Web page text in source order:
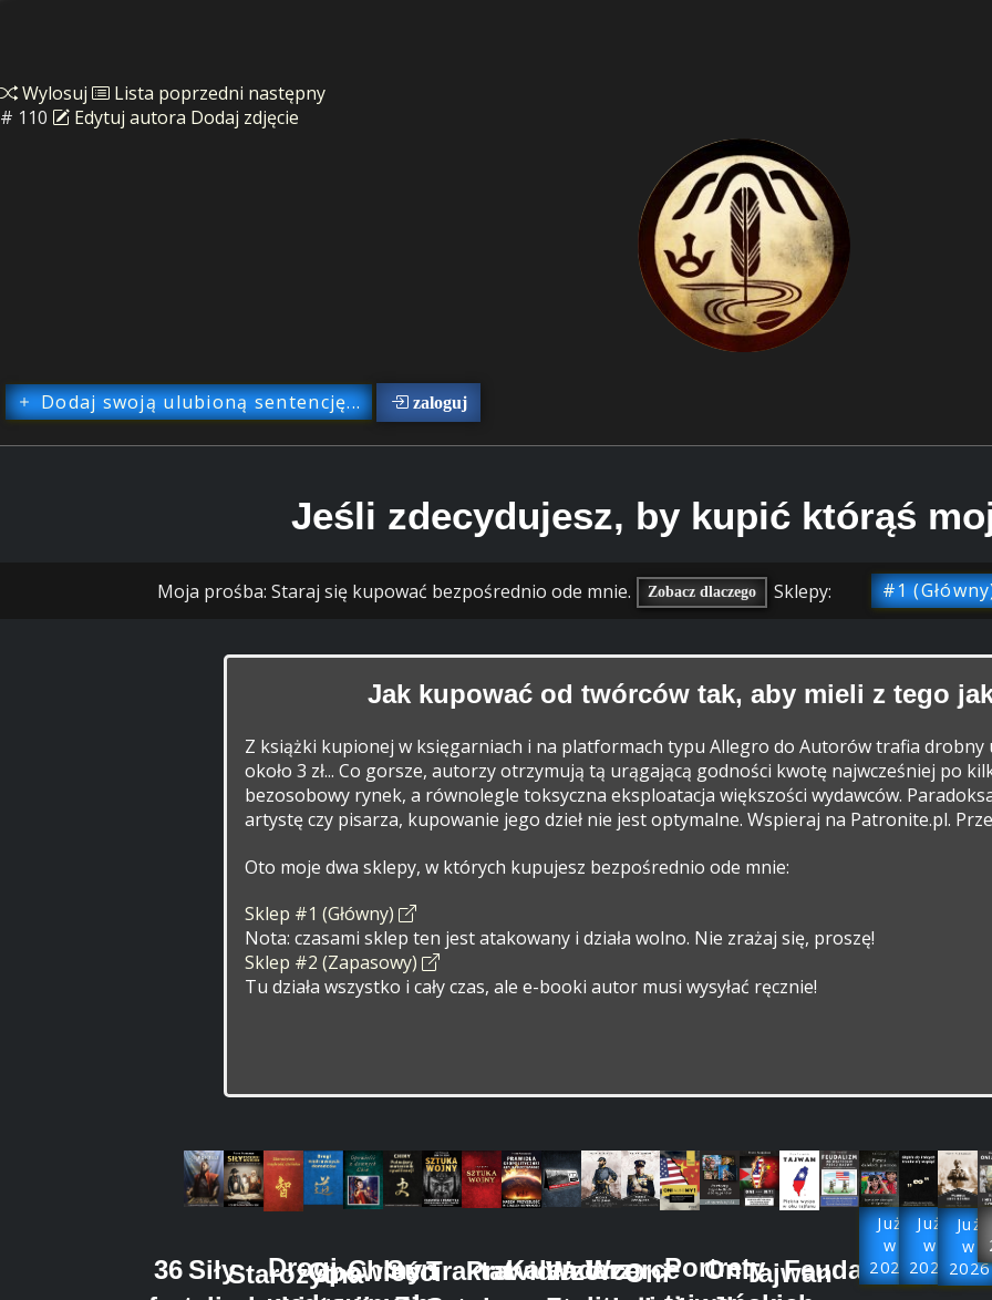
Wylosuj Lista poprzedni następny
# 110
Edytuj autora Dodaj zdjęcie
Dodaj swoją ulubioną sentencję... zaloguj
Jeśli zdecydujesz, by kupić którąś
Moja prośba: Staraj się kupować bezpośrednio ode mnie. Zobacz dlaczego Sklepy: #1
Jak kupować od twórców tak, aby mieli z tego
Z książki kupionej w księgarniach i na platformach typu Allegro do Autorów trafia drobny
około 3 zł... Co gorsze, autorzy otrzymują tą urągającą godności kwotę najwcześniej po
bezosobowy rynek, a równolegle toksyczna eksploatacja większości wydawców.
artystę czy pisarza, kupowanie jego dzieł nie jest optymalne. Wspieraj na Patronite.pl.
Oto moje dwa sklepy, w których kupujesz bezpośrednio ode mnie:
Sklep #1 (Główny)
Nota: czasami sklep ten jest atakowany i działa wolno. Nie zrażaj się, proszę!
Sklep #2 (Zapasowy)
Tu działa wszystko i cały czas, ale e-booki autor musi wysyłać ręcznie!
36SiłyStarożytna
DrogiOpowieści
Chiny
SunTraktat
Prawidła
Kalendarz
Wzorce
Wzorce
OniPortrety
OniTajwan
Feudalizm
Już
w
2025
Już
w
2026
Już
w
2026